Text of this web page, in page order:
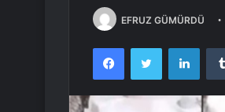
EFRUZ GÜMÜRDÜ
FacebookTwitter